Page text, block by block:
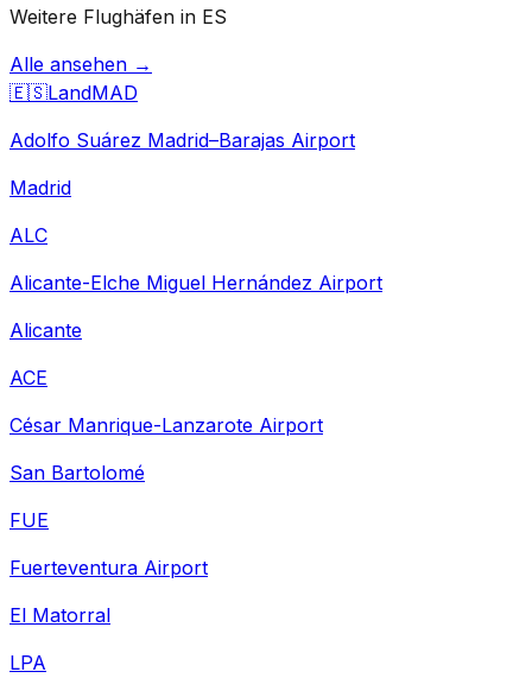
Weitere Flughäfen in ES
Alle ansehen →
🇪🇸LandMAD
Adolfo Suárez Madrid–Barajas Airport
Madrid
ALC
Alicante-Elche Miguel Hernández Airport
Alicante
ACE
César Manrique-Lanzarote Airport
San Bartolomé
FUE
Fuerteventura Airport
El Matorral
LPA